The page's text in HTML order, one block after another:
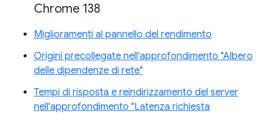
Chrome 138
Miglioramenti al pannello del rendimento
Origini precollegate nell'approfondimento "Albero
delle dipendenze di rete"
Tempi di risposta e reindirizzamento del server
nell'approfondimento "Latenza richiesta